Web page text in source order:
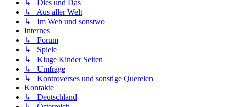
↳ Dies und Das
↳ Aus aller Welt
↳ Im Web und sonstwo
Internes
↳ Forum
↳ Spiele
↳ Kluge Kinder Seiten
↳ Umfrage
↳ Kontroverses und sonstige Querelen
Kontakte
↳ Deutschland